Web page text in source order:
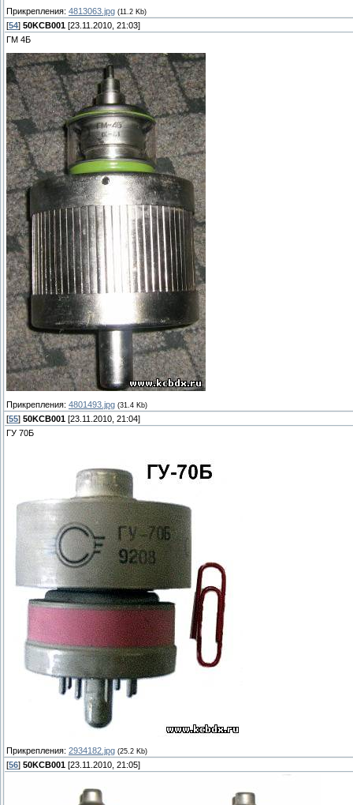
Прикрепления: 4813063.jpg (11.2 Kb)
[54] 50KCB001 [23.11.2010, 21:03]
ГМ 4Б
Прикрепления: 4801493.jpg (31.4 Kb)
[55] 50KCB001 [23.11.2010, 21:04]
ГУ 70Б
Прикрепления: 2934182.jpg (25.2 Kb)
[56] 50KCB001 [23.11.2010, 21:05]